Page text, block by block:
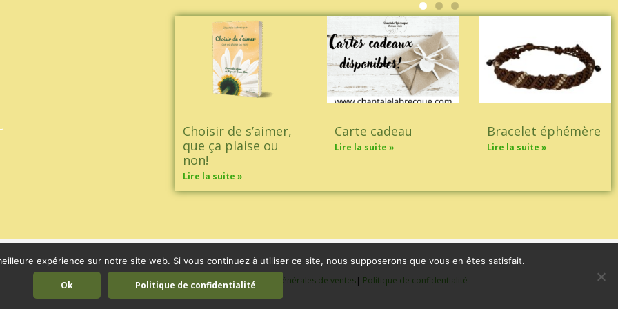
Choisir de s’aimer,
que ça plaise ou
non!
Lire la suite »
Carte cadeau
Lire la suite »
Bracelet éphémère
Lire la suite »
Mentions légales |Conditions générales de ventes| Politique de confidentialité
expérience sur notre site web. Si vous continuez à utiliser ce site, nous supposerons que vous en êtes satisfait.
Ok Politique de confidentialité